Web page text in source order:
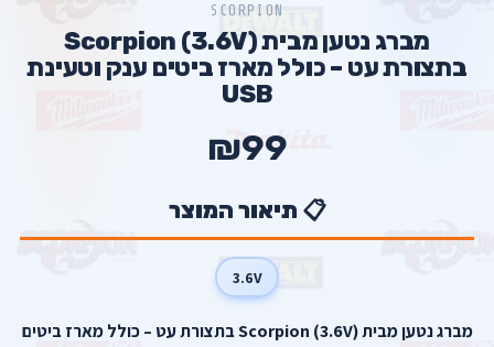
SCORPION
מברג נטען מבית Scorpion (3.6V)
בתצורת עט – כולל מארז ביטים ענק וטעינת
USB
₪99
📋 תיאור המוצר
3.6V
מברג נטען מבית Scorpion (3.6V) בתצורת עט – כולל מארז ביטים